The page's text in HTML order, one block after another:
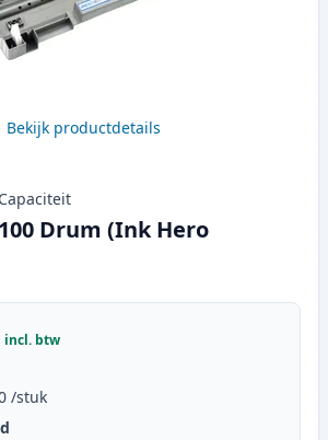
Bekijk productdetails
Capaciteit
Drum (Ink Hero
incl. btw
/stuk